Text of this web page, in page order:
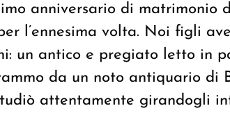
anniversario di matrimonio
l’ennesima volta. Noi figli
un antico e pregiato letto in
da un noto antiquario di
attentamente girandogli